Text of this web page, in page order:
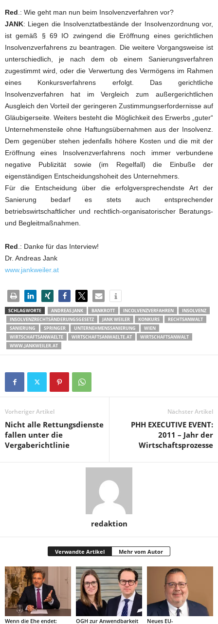
Red .: Wie geht man nun beim Insolvenzverfahren vor?
JANK: Liegen die Insolvenztatbestände der Insolvenzordnung vor,
ist gemäß § 69 IO zwingend die Eröffnung eines gerichtlichen
Insolvenzverfahrens zu beantragen. Die weitere Vorgangsweise ist
unterschiedlich, je nach dem ob einem Sanierungsverfahren
zugestimmt wird, oder die Verwertung des Vermögens im Rahmen
eines Konkursverfahrens erfolgt. Das gerichtliche
Insolvenzverfahren hat im Vergleich zum außergerichtlichen
Ausgleich den Vorteil der geringeren Zustimmungserfordernisse auf
Gläubigerseite. Weiters besteht die Möglichkeit des Erwerbs „guter“
Unternehmensteile ohne Haftungsübernahmen aus der Insolvenz.
Dem gegenüber stehen jedenfalls höhere Kosten und die mit der
Eröffnung eines Insolvenzverfahrens noch immer verbundene
negative Publizität sowie (im Regelfall) die Einbuße der
eigenständigen Entscheidungshoheit des Unternehmers.
Für die Entscheidung über die erfolgversprechendste Art der
Sanierung bedarf es stets auch entsprechender
betriebswirtschaftlicher und rechtlich-organisatorischer Beratungs-
und Begleitmaßnahmen.
Red .: Danke für das Interview!
Dr. Andreas Jank
www.jankweiler.at
SCHLAGWORTE ANDREAS JANK BANKROTT INCOLVENZVERFAHREN
INSOLVENZ
INSOLVENZRECHTSÄNDERUNGSGESETZ
JANK WEILER KONKURS
RECHTSANWALT
SANIERUNG
SPRINGER UNTERNEHMENSSANIERUNG
WIEN
WIRTSCHAFTSANWAELTE
WIRTSCHAFTSANWAELTE.AT
WIRTSCHAFTSANWALT
WWW.JANKWEILER.AT
Vorheriger Artikel
Nicht alle Rettungsdienste
fallen unter die
Vergaberichtlinie
Nächster Artikel
PHH EXECUTIVE EVENT:
2011 – Jahr der
Wirtschaftsprozesse
redaktion
Verwandte Artikel Mehr vom Autor
Wenn die Ehe endet:
OGH zur Anwendbarkeit
Neues EU-